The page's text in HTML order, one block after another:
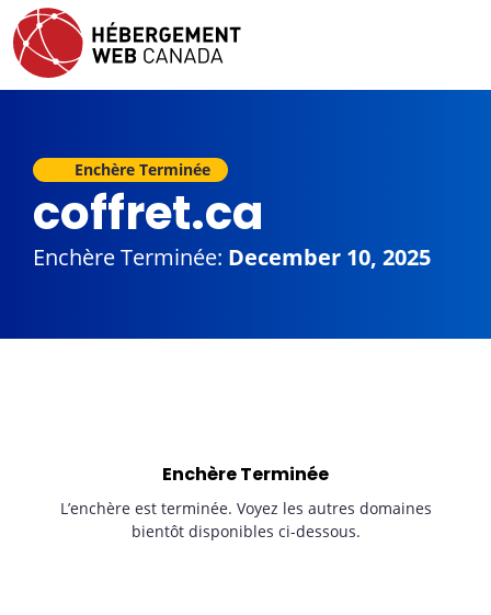
Enchère Terminée
coffret.ca
Enchère Terminée: December 10, 2025
Enchère Terminée
L’enchère est terminée. Voyez les autres domaines
bientôt disponibles ci-dessous.